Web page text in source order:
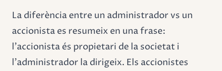
La diferència entre un administrador vs un
accionista es resumeix en una frase:
l'accionista és propietari de la societat i
l'administrador la dirigeix. Els accionistes